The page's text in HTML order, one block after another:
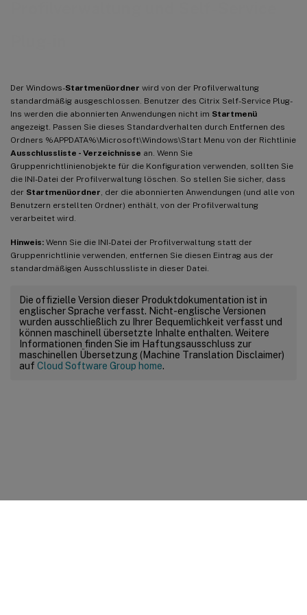
Der Windows-Startmenüordner wird von der Profilverwaltung
standardmäßig ausgeschlossen. Benutzer des Citrix Self-Service Plug-
Ins werden die abonnierten Anwendungen nicht im Startmenü
angezeigt. Passen Sie dieses Standardverhalten durch Entfernen des
Ordners %APPDATA%\Microsoft\Windows\Start Menu von der Richtlinie
Ausschlussliste - Verzeichnisse an. Wenn Sie
Gruppenrichtlinienobjekte für die Konfiguration verwenden, sollten Sie
die INI-Datei der Profilverwaltung löschen. So stellen Sie sicher, dass
der Startmenüordner , der die abonnierten Anwendungen (und alle von
Benutzern erstellten Ordner) enthält, von der Profilverwaltung
verarbeitet wird.
Hinweis: Wenn Sie die INI-Datei der Profilverwaltung statt der
Gruppenrichtlinie verwenden, entfernen Sie diesen Eintrag aus der
standardmäßigen Ausschlussliste in dieser Datei.
Die offizielle Version dieser Produktdokumentation ist in
englischer Sprache verfasst. Nicht-englische Versionen
wurden ausschließlich zu Ihrer Bequemlichkeit verfasst und
können maschinell übersetzte Inhalte enthalten. Weitere
Informationen finden Sie im Haftungsausschluss zur
maschinellen Übersetzung (Machine Translation Disclaimer)
auf Cloud Software Group home.